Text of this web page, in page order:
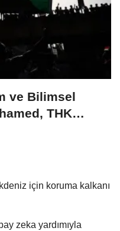
ve Bilimsel
THK
için koruma kalkanı
zeka yardımıyla